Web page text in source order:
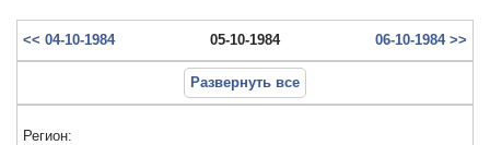
<< 04-10-1984 05-10-1984 06-10-1984 >>
Развернуть все
Регион: